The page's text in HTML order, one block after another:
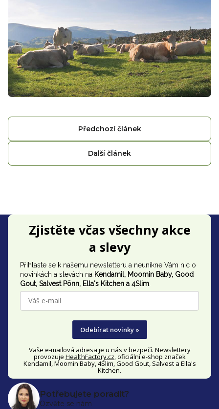
Předchozí článek
Další článek
Z
Zjistěte včas všechny akce
a slevy
Přihlaste se k našemu newsletteru a neunikne Vám nic o
novinkách a slevách na Kendamil, Moomin Baby, Good
Gout, Salvest Põnn, Ella's Kitchen a 4Slim.
Odebírat novinky »
Vaše e-mailová adresa je u nás v bezpečí. Newslettery
provozuje HealthFactory.cz, oficiálníe-shop značek
Kendamil, Moomin Baby, 4Slim, Good Gout, Salvest a Ella's
Kitchen.
Potřebujete poradit?
Ozvěte se nám